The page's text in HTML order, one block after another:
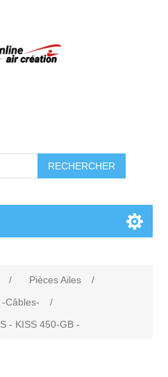
RECHERCHER
/ Pièces Ailes
/
-Câbles-
/
- KISS 450-GB -